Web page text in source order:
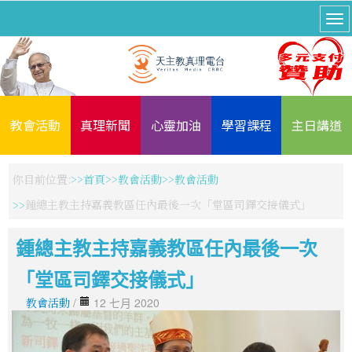
教會活動 真理新聞 心靈加油 學習課程 主日講道
你目前位置: 首頁 教會活動
教會活動
鍾總主教主持嘉義教區任內最後一次「堂區司鐸交接儀式」
鍾總主教主持嘉義教區任內最後一次
「堂區司鐸交接儀式」
教會活動 / 12 七月 2020